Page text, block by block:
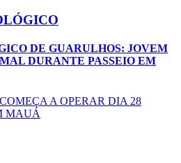
DE GUARULHOS: JOVEM
DURANTE PASSEIO EM